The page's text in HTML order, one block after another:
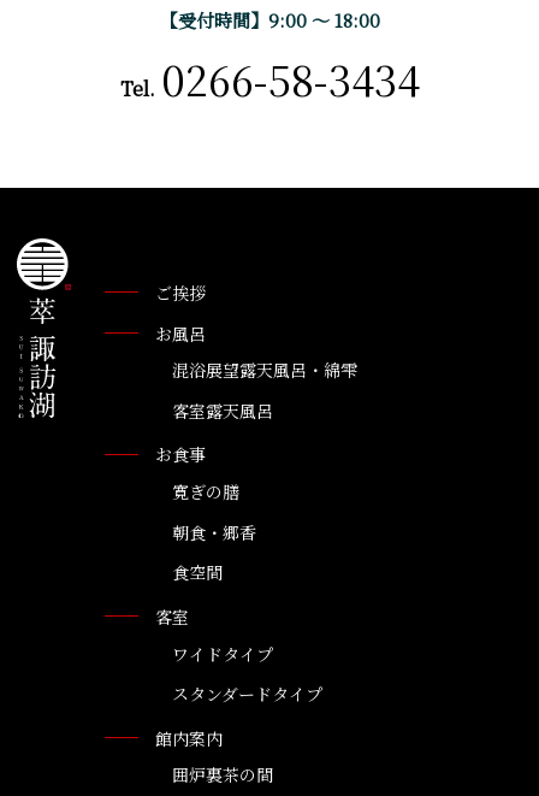
【受付時間】9:00 〜 18:00
Tel. 0266-58-3434
ご挨拶
お風呂
混浴展望露天風呂・綿雫
客室露天風呂
お食事
寛ぎの膳
朝食・郷香
食空間
客室
ワイドタイプ
スタンダードタイプ
館内案内
囲炉裏茶の間